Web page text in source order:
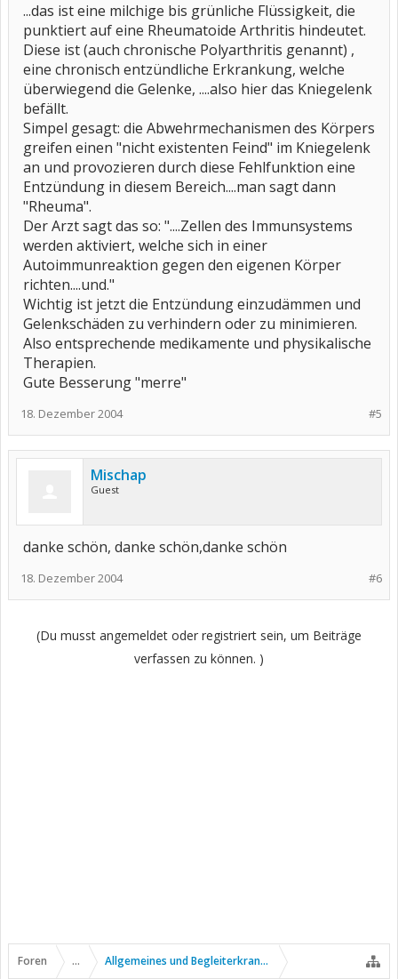
...das ist eine milchige bis grünliche Flüssigkeit, die
punktiert auf eine Rheumatoide Arthritis hindeutet.
Diese ist (auch chronische Polyarthritis genannt) ,
eine chronisch entzündliche Erkrankung, welche
überwiegend die Gelenke, ....also hier das Kniegelenk
befällt.
Simpel gesagt: die Abwehrmechanismen des Körpers
greifen einen "nicht existenten Feind" im Kniegelenk
an und provozieren durch diese Fehlfunktion eine
Entzündung in diesem Bereich....man sagt dann
"Rheuma".
Der Arzt sagt das so: "....Zellen des Immunsystems
werden aktiviert, welche sich in einer
Autoimmunreaktion gegen den eigenen Körper
richten....und."
Wichtig ist jetzt die Entzündung einzudämmen und
Gelenkschäden zu verhindern oder zu minimieren.
Also entsprechende medikamente und physikalische
Therapien.
Gute Besserung "merre"
#5
18. Dezember 2004
Mischap
Guest
danke schön, danke schön,danke schön
#6
18. Dezember 2004
(Du musst angemeldet oder registriert sein, um Beiträge
verfassen zu können. )
Foren ... Allgemeines und Begleiterkrankungen